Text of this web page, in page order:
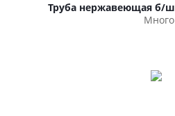
Труба нержавеющая б/ш
Много